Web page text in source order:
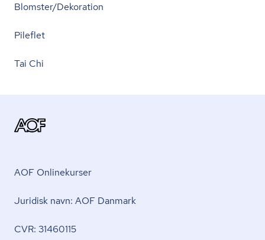
Blomster/Dekoration
Pileflet
Tai Chi
AOF Onlinekurser
Juridisk navn: AOF Danmark
CVR: 31460115